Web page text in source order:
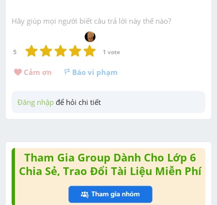
Hãy giúp mọi người biết câu trả lời này thế nào?
5 1 vote
Cảm ơn Báo vi phạm
Đăng nhập để hỏi chi tiết
Tham Gia Group Dành Cho Lớp 6
Chia Sẻ, Trao Đổi Tài Liệu Miễn Phí